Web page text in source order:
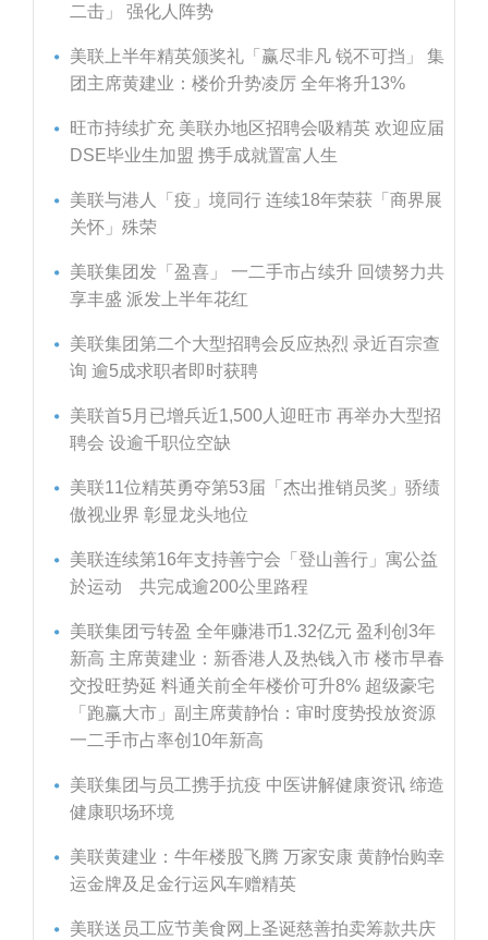
二击」 强化人阵势
美联上半年精英颁奖礼「赢尽非凡 锐不可挡」 集
团主席黄建业：楼价升势凌厉 全年将升13%
旺市持续扩充 美联办地区招聘会吸精英 欢迎应届
DSE毕业生加盟 携手成就置富人生
美联与港人「疫」境同行 连续18年荣获「商界展
关怀」殊荣
美联集团发「盈喜」 一二手市占续升 回馈努力共
享丰盛 派发上半年花红
美联集团第二个大型招聘会反应热烈 录近百宗查
询 逾5成求职者即时获聘
美联首5月已增兵近1,500人迎旺市 再举办大型招
聘会 设逾千职位空缺
美联11位精英勇夺第53届「杰出推销员奖」骄绩
傲视业界 彰显龙头地位
美联连续第16年支持善宁会「登山善行」寓公益
於运动 共完成逾200公里路程
美联集团亏转盈 全年赚港币1.32亿元 盈利创3年
新高 主席黄建业：新香港人及热钱入市 楼市早春
交投旺势延 料通关前全年楼价可升8% 超级豪宅
「跑赢大市」副主席黄静怡：审时度势投放资源
一二手市占率创10年新高
美联集团与员工携手抗疫 中医讲解健康资讯 缔造
健康职场环境
美联黄建业：牛年楼股飞腾 万家安康 黄静怡购幸
运金牌及足金行运风车赠精英
美联送员工应节美食网上圣诞慈善拍卖筹款共庆